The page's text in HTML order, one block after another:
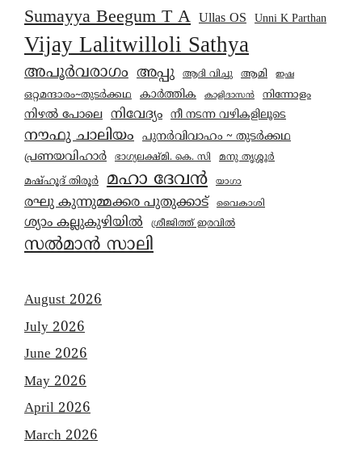
Sumayya Beegum T A Ullas OS Unni K Parthan
Vijay Lalitwilloli Sathya
അപൂർവരാഗം അപ്പു ആദി വിച്ചു ആമി ഇഷ
ഒറ്റമന്ദാരം~തുടർക്കഥ കാര്‍ത്തിക കാളിദാസൻ നിന്നോളം
നിഴൽ പോലെ നിവേദ്യം നീ നടന്ന വഴികളിലൂടെ
നൗഫു ചാലിയം പുനർവിവാഹം ~ തുടർക്കഥ
പ്രണയവിഹാർ ഭാഗ്യലക്ഷ്മി. കെ. സി
മനു തൃശ്ശൂർ
മഷ്ഹൂദ് തിരൂർ
മഹാ ദേവൻ യാഗാ
രഘു കുന്നുമ്മക്കര പുതുക്കാട് വൈകാശി
ശ്യാം കല്ലുകുഴിയിൽ ശ്രീജിത്ത് ഇരവിൽ
സൽമാൻ സാലി
August 2026
July 2026
June 2026
May 2026
April 2026
March 2026